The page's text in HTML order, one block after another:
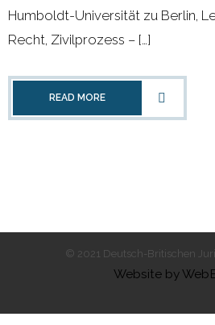
- 2000 - 2010
- Druckkostenzuschüsse Und
Kontakt
Humboldt-Universität zu Berlin,
Recht, Zivilprozess – […]
READ MORE
© 2021 Deutsch-Britischen
Website by